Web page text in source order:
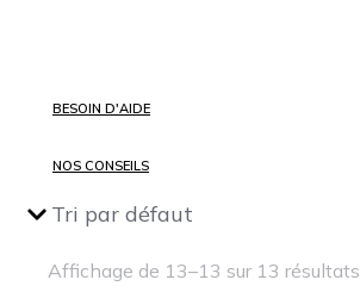
BESOIN D'AIDE
NOS CONSEILS
Affichage de 13–13 sur 13 résultats